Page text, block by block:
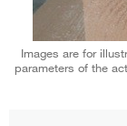
Images are for
parameters of the